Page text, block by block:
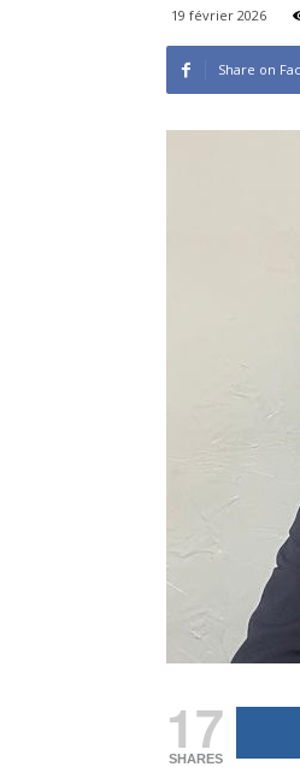
19 février 2026
Share on
17
SHARES